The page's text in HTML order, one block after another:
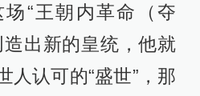
“王朝内革命（夺
出新的皇统，他就
人认可的“盛世”，那